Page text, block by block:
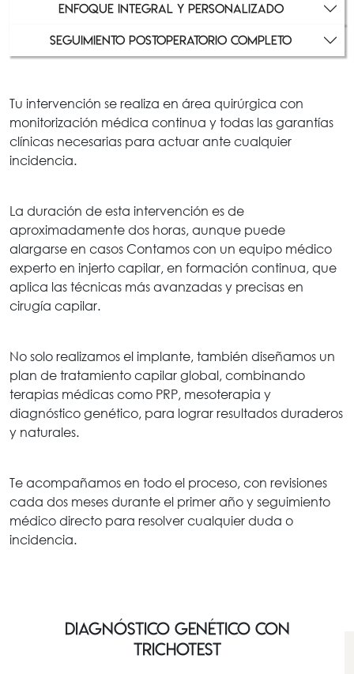
ENFOQUE INTEGRAL Y PERSONALIZADO
SEGUIMIENTO POSTOPERATORIO COMPLETO
Tu intervención se realiza en área quirúrgica con
monitorización médica continua y todas las garantías
clínicas necesarias para actuar ante cualquier
incidencia.
La duración de esta intervención es de
aproximadamente dos horas, aunque puede
alargarse en casos Contamos con un equipo médico
experto en injerto capilar, en formación continua, que
aplica las técnicas más avanzadas y precisas en
cirugía capilar.
No solo realizamos el implante, también diseñamos un
plan de tratamiento capilar global, combinando
terapias médicas como PRP, mesoterapia y
diagnóstico genético, para lograr resultados duraderos
y naturales.
Te acompañamos en todo el proceso, con revisiones
cada dos meses durante el primer año y seguimiento
médico directo para resolver cualquier duda o
incidencia.
DIAGNÓSTICO GENÉTICO CON
TRICHOTEST